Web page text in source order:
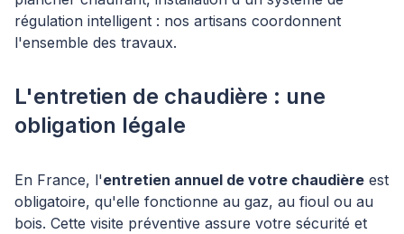
régulation intelligent : nos artisans coordonnent
l'ensemble des travaux.
L'entretien de chaudière : une
obligation légale
En France, l'entretien annuel de votre chaudière est
obligatoire, qu'elle fonctionne au gaz, au fioul ou au
bois. Cette visite préventive assure votre sécurité et